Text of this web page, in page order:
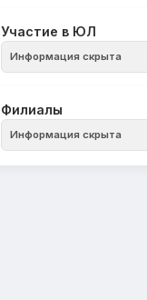
Участие в ЮЛ
Информация скрыта
Филиалы
Информация скрыта